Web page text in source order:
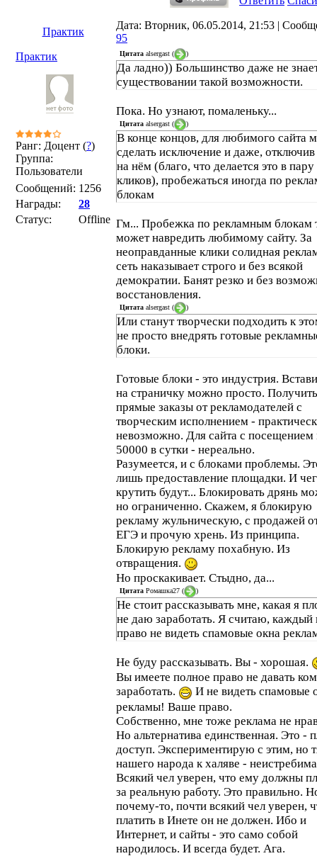
Практик
Дата: Вторник, 06.05.2014, 21:53 |
95
Практик
Ранг: Доцент (?)
Группа:
Пользователи
Сообщений: 1256
Награды:
28
Статус:
Offline
Цитата alsergast ( )
Да ладно)) Большинство даже не
существовании такой возможности.
Пока. Но узнают, помаленьку...
Цитата alsergast ( )
В конце концов, для любимого сайта
сделать исключение и даже, отключив
на нём (благо, что делается это в пару
кликов), пробежаться иногда по
блокам
Гм... Пробежка по рекламным блокам
может навредить любимому сайту. За
неоправданные клики солидная
сеть наказывает строго и без всякой
демократии. Банят резко и без
восстановления.
Цитата alsergast ( )
Или станут творчески подходить к
не просто внедрять готовые
блоки.
Готовые блоки - это индустрия.
на страничку можно просто. Получить
прямые заказы от рекламодателей с
творческим исполнением -
невозможно. Для сайта с посещением
50000 в сутки - нереально.
Разумеется, и с блоками проблемы.
лишь предоставление площадки. И
крутить будут... Блокировать дрянь
но ограниченно. Скажем, я блокирую
рекламу жульническую, с продажей
ЕГЭ и прочую хрень. Из принципа.
Блокирую рекламу похабную. Из
отвращения.
Но проскакивает. Стыдно, да...
Цитата Ромашка27 ( )
Не стоит рассказывать мне, какая я
не даю заработать. Я считаю, каждый
право не видеть спамовые окна
Не буду рассказывать. Вы - хорошая.
Вы имеете полное право не давать
заработать.
И не видеть спамовые
рекламы! Ваше право.
Собственно, мне тоже реклама не
Но альтернатива единственная. Это -
доступ. Экспериментирую с этим, но
нашего народа к халяве -
Всякий чел уверен, что ему должны
за реальную работу. Это правильно.
почему-то, почти всякий чел уверен,
платить в Инете он не должен. Ибо и
Интернет, и сайты - это само собой
народилось. И всегда будет. Ага.